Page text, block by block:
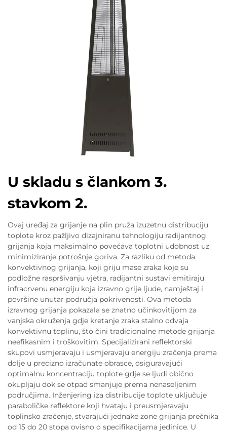
U skladu s člankom 3.
stavkom 2.
Ovaj uređaj za grijanje na plin pruža izuzetnu distribuciju
toplote kroz pažljivo dizajniranu tehnologiju radijantnog
grijanja koja maksimalno povećava toplotni udobnost uz
minimiziranje potrošnje goriva. Za razliku od metoda
konvektivnog grijanja, koji griju mase zraka koje su
podložne raspršivanju vjetra, radijantni sustavi emitiraju
infracrvenu energiju koja izravno grije ljude, namještaj i
površine unutar područja pokrivenosti. Ova metoda
izravnog grijanja pokazala se znatno učinkovitijom za
vanjska okruženja gdje kretanje zraka stalno odvaja
konvektivnu toplinu, što čini tradicionalne metode grijanja
neefikasnim i troškovitim. Specijalizirani reflektorski
skupovi usmjeravaju i usmjeravaju energiju zračenja prema
dolje u precizno izračunate obrasce, osiguravajući
optimalnu koncentraciju toplote gdje se ljudi obično
okupljaju dok se otpad smanjuje prema nenaseljenim
područjima. Inženjering iza distribucije toplote uključuje
paraboličke reflektore koji hvataju i preusmjeravaju
toplinsko zračenje, stvarajući jednake zone grijanja prečnika
od 15 do 20 stopa ovisno o specifikacijama jedinice. U